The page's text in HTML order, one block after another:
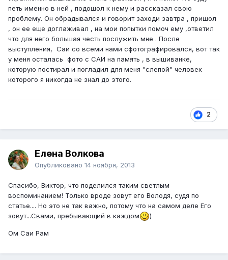
петь именно в ней , подошол к нему и рассказал свою
проблему. Он обрадывался и говорит заходи завтра , пришол
, он ее еще доглаживал , на мои попытки помоч ему ,ответил
что для него большая честь послужить мне . После
выступления, Саи со всеми нами сфотографировался, вот так
у меня осталась фото с САИ на память , в вышиванке,
которую постирал и погладил для меня "слепой" человек
которого я никогда не знал до этого.
2
Елена Волкова
Опубликовано 14 ноября, 2013
Спасибо, Виктор, что поделился таким светлым
воспоминанием! Только вроде зовут его Володя, судя по
статье.... Но это не так важно, потому что на самом деле Его
зовут...Свами, пребывающий в каждом
)
Ом Саи Рам